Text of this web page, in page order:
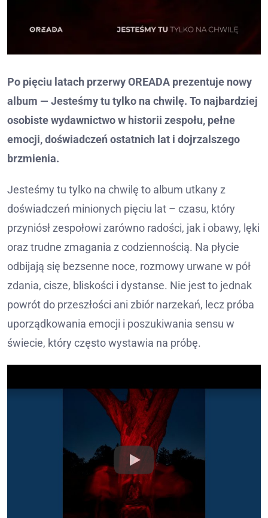
Po pięciu latach przerwy OREADA prezentuje nowy
album — Jesteśmy tu tylko na chwilę. To najbardziej
osobiste wydawnictwo w historii zespołu, pełne
emocji, doświadczeń ostatnich lat i dojrzalszego
brzmienia.
Jesteśmy tu tylko na chwilę to album utkany z
doświadczeń minionych pięciu lat – czasu, który
przyniósł zespołowi zarówno radości, jak i obawy, lęki
oraz trudne zmagania z codziennością. Na płycie
odbijają się bezsenne noce, rozmowy urwane w pół
zdania, cisze, bliskości i dystanse. Nie jest to jednak
powrót do przeszłości ani zbiór narzekań, lecz próba
uporządkowania emocji i poszukiwania sensu w
świecie, który często wystawia na próbę.